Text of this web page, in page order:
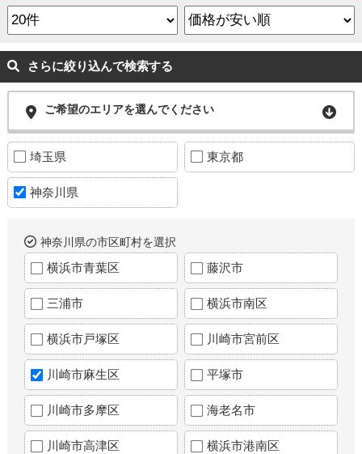
さらに絞り込んで検索する
ご希望のエリアを選んでください
埼玉県 東京都
神奈川県
神奈川県の市区町村を選択
横浜市青葉区 藤沢市
三浦市 横浜市南区
横浜市戸塚区 川崎市宮前区
川崎市麻生区 平塚市
川崎市多摩区 海老名市
川崎市高津区 横浜市港南区